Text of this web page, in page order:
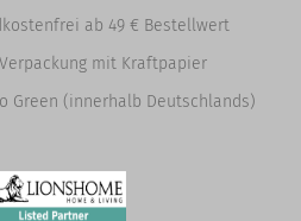
ab 49 € Bestellwert
mit Kraftpapier
Green (innerhalb Deutschlands)